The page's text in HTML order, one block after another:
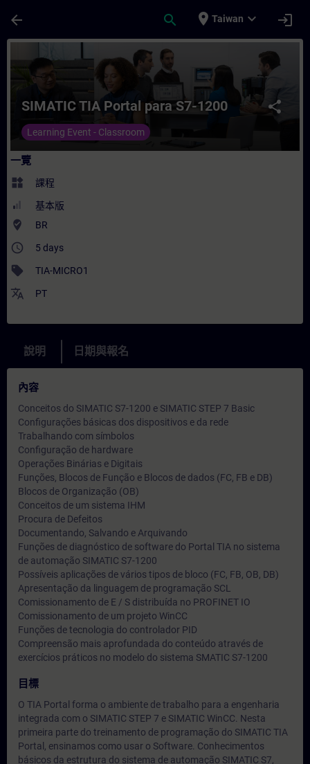
arrow_back search place Taiwan expand_more login
課程 - SIMATIC TIA Portal para S7-1200
share
SIMATIC TIA Portal para S7-1200
Learning Event - Classroom
一覽
widgets 課程
基本版
where_to_vote BR
access_time 5 days
sell TIA-MICRO1
translate PT
說明 日期與報名
內容
Conceitos do SIMATIC S7-1200 e SIMATIC STEP 7 Basic
Configurações básicas dos dispositivos e da rede
Trabalhando com símbolos
Configuração de hardware
Operações Binárias e Digitais
Funções, Blocos de Função e Blocos de dados (FC, FB e DB)
Blocos de Organização (OB)
Conceitos de um sistema IHM
Procura de Defeitos
Documentando, Salvando e Arquivando
Funções de diagnóstico de software do Portal TIA no sistema
de automação SIMATIC S7-1200
Possíveis aplicações de vários tipos de bloco (FC, FB, OB, DB)
Apresentação da linguagem de programação SCL
Comissionamento de E / S distribuída no PROFINET IO
Comissionamento de um projeto WinCC
Funções de tecnologia do controlador PID
Compreensão mais aprofundada do conteúdo através de
exercícios práticos no modelo do sistema SMATIC S7-1200
目標
O TIA Portal forma o ambiente de trabalho para a engenharia
integrada com o SIMATIC STEP 7 e SIMATIC WinCC. Nesta
primeira parte do treinamento de programação do SIMATIC TIA
Portal, ensinamos como usar o Software. Conhecimentos
básicos da estrutura do sistema de automação SIMATIC S7,